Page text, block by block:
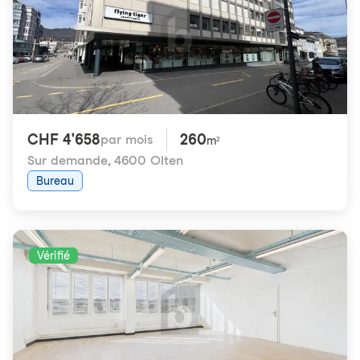
CHF 4'658par mois 260m²
Sur demande, 4600 Olten
Bureau
Vérifié